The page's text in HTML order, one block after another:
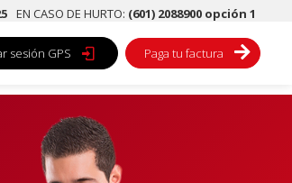
EN CASO DE HURTO: (601) 2088900 opción 1
sesión GPS  Paga tu factura 